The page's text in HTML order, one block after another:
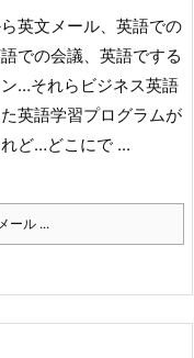
英文メール、英語での
での会議、英語でする
…それらビジネス英語
英語学習プログラムが
ど…どこにで ...
ール ...